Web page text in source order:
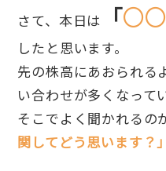
さて、本日は 「○○
したと思います。
先の株高にあおられる
い合わせが多くなって
そこでよく聞かれるの
関してどう思います？」